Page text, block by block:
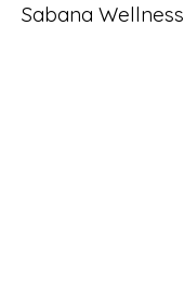
Sabana Wellness